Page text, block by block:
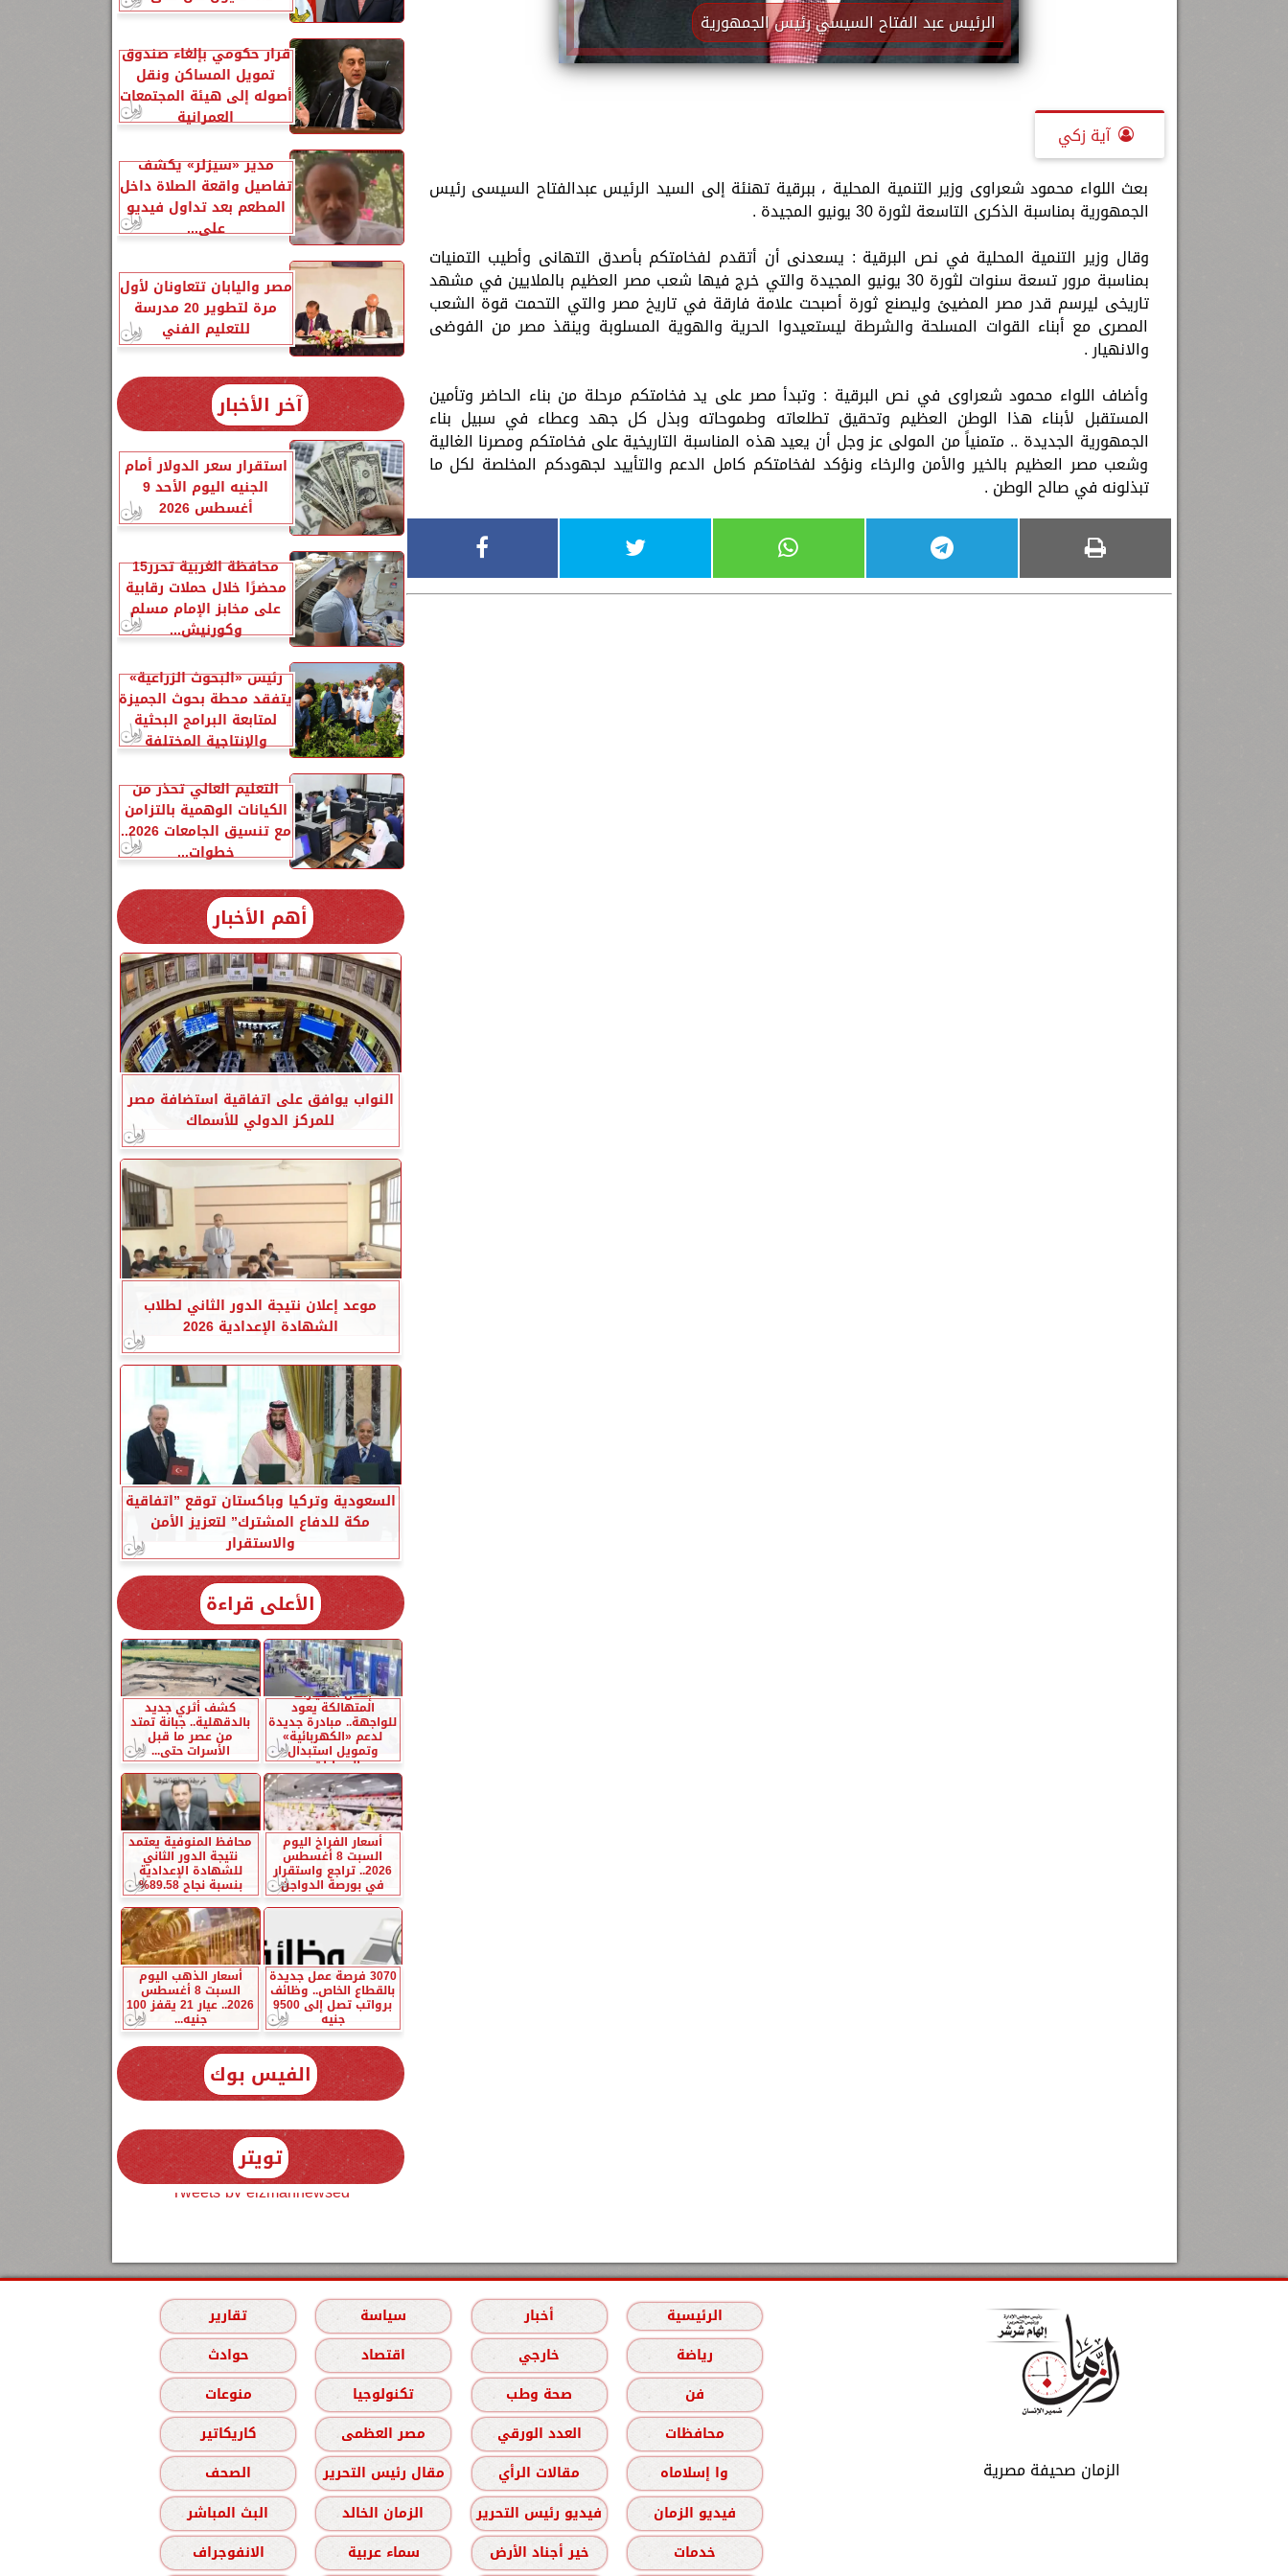
الرئيس عبد الفتاح السيسي رئيس الجمهورية
آية زكي
بعث اللواء محمود شعراوى وزير التنمية المحلية ، ببرقية تهنئة إلى السيد الرئيس عبدالفتاح السيسى رئيس
الجمهورية بمناسبة الذكرى التاسعة لثورة 30 يونيو المجيدة .
وقال وزير التنمية المحلية في نص البرقية : يسعدنى أن أتقدم لفخامتكم بأصدق التهانى وأطيب التمنيات
بمناسبة مرور تسعة سنوات لثورة 30 يونيو المجيدة والتي خرج فيها شعب مصر العظيم بالملايين في مشهد
تاريخى ليرسم قدر مصر المضيئ وليصنع ثورة أصبحت علامة فارقة في تاريخ مصر والتي التحمت قوة الشعب
المصرى مع أبناء القوات المسلحة والشرطة ليستعيدوا الحرية والهوية المسلوبة وينقذ مصر من الفوضى
والانهيار .
وأضاف اللواء محمود شعراوى في نص البرقية : وتبدأ مصر على يد فخامتكم مرحلة من بناء الحاضر وتأمين
المستقبل لأبناء هذا الوطن العظيم وتحقيق تطلعاته وطموحاته وبذل كل جهد وعطاء في سبيل بناء
الجمهورية الجديدة .. متمنياً من المولى عز وجل أن يعيد هذه المناسبة التاريخية على فخامتكم ومصرنا الغالية
وشعب مصر العظيم بالخير والأمن والرخاء ونؤكد لفخامتكم كامل الدعم والتأييد لجهودكم المخلصة لكل ما
تبذلونه في صالح الوطن .
قرار حكومي بإلغاء صندوق
تمويل المساكن ونقل
أصوله إلى هيئة المجتمعات
العمرانية
مدير «سيزلر» يكشف
تفاصيل واقعة الصلاة داخل
المطعم بعد تداول فيديو
على...
مصر واليابان تتعاونان لأول
مرة لتطوير 20 مدرسة
للتعليم الفني
آخر الأخبار
استقرار سعر الدولار أمام
الجنيه اليوم الأحد 9
أغسطس 2026
محافظة الغربية تحرر15
محضرًا خلال حملات رقابية
على مخابز الإمام مسلم
وكورنيش...
رئيس «البحوث الزراعية»
يتفقد محطة بحوث الجميزة
لمتابعة البرامج البحثية
والإنتاجية المختلفة
التعليم العالي تحذر من
الكيانات الوهمية بالتزامن
مع تنسيق الجامعات 2026..
خطوات...
أهم الأخبار
النواب يوافق على اتفاقية استضافة مصر
للمركز الدولي للأسماك
موعد إعلان نتيجة الدور الثاني لطلاب
الشهادة الإعدادية 2026
السعودية وتركيا وباكستان توقع ”اتفاقية
مكة للدفاع المشترك” لتعزيز الأمن
والاستقرار
الأعلى قراءة
إحلال السيارات
المتهالكة يعود
للواجهة.. مبادرة جديدة
لدعم «الكهربائية»
وتمويل استبدال
السيارات...
كشف أثري جديد
بالدقهلية.. جبانة تمتد
من عصر ما قبل
الأسرات حتى...
أسعار الفراخ اليوم
السبت 8 أغسطس
2026.. تراجع واستقرار
في بورصة الدواجن
محافظ المنوفية يعتمد
نتيجة الدور الثاني
للشهادة الإعدادية
بنسبة نجاح 89.58%
3070 فرصة عمل جديدة
بالقطاع الخاص.. وظائف
برواتب تصل إلى 9500
جنيه
أسعار الذهب اليوم
السبت 8 أغسطس
2026.. عيار 21 يقفز 100
جنيه...
الفيس بوك
تويتر
Tweets by elzmannewseg
الزمان صحيفة مصرية
الرئيسية أخبار سياسة
تقارير
رياضة
خارجي اقتصاد
حوادث
فن
صحة وطب تكنولوجيا
منوعات
محافظات
العدد الورقي مصر العظمى
كاريكاتير
وا إسلاماه
مقالات الرأي مقال رئيس التحرير
الصحف
فيديو الزمان
فيديو رئيس التحرير الزمان الخالد
البث المباشر
خدمات
خير أجناد الأرض سماء عربية الانفوجراف